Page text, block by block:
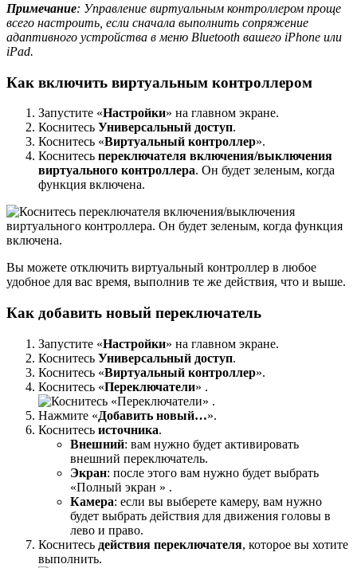
Примечание: Управление виртуальным контроллером проще
всего настроить, если сначала выполнить сопряжение
адаптивного устройства в меню Bluetooth вашего iPhone или
iPad.
Как включить виртуальным контроллером
Запустите «Настройки» на главном экране.
Коснитесь Универсальный доступ.
Коснитесь «Виртуальный контроллер».
Коснитесь переключателя включения/выключения
виртуального контроллера. Он будет зеленым, когда
функция включена.
Вы можете отключить виртуальный контроллер в любое
удобное для вас время, выполнив те же действия, что и выше.
Как добавить новый переключатель
Запустите «Настройки» на главном экране.
Коснитесь Универсальный доступ.
Коснитесь «Виртуальный контроллер».
Коснитесь «Переключатели» .
Нажмите «Добавить новый…».
Коснитесь источника.
Внешний: вам нужно будет активировать
внешний переключатель.
Экран: после этого вам нужно будет выбрать
«Полный экран » .
Камера: если вы выберете камеру, вам нужно
будет выбрать действия для движения головы в
лево и право.
Коснитесь действия переключателя, которое вы хотите
выполнить.